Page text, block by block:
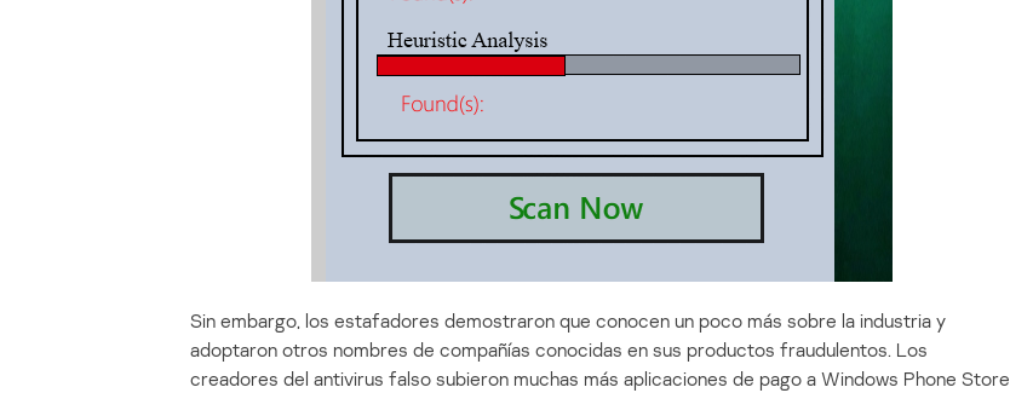
Sin embargo, los estafadores demostraron que conocen un poco más sobre la industria y
adoptaron otros nombres de compañías conocidas en sus productos fraudulentos. Los
creadores del antivirus falso subieron muchas más aplicaciones de pago a Windows Phone Store